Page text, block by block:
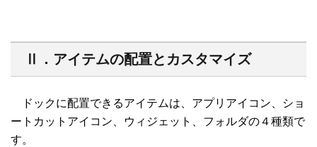
Ⅱ．アイテムの配置とカスタマイズ
ドックに配置できるアイテムは、アプリアイコン、ショ
ートカットアイコン、ウィジェット、フォルダの４種類で
す。